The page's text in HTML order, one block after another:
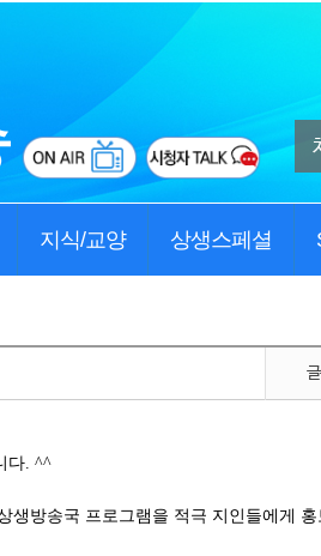
지식/교양 상생스페셜
다. ^^
생방송국 프로그램을 적극 지인들에게